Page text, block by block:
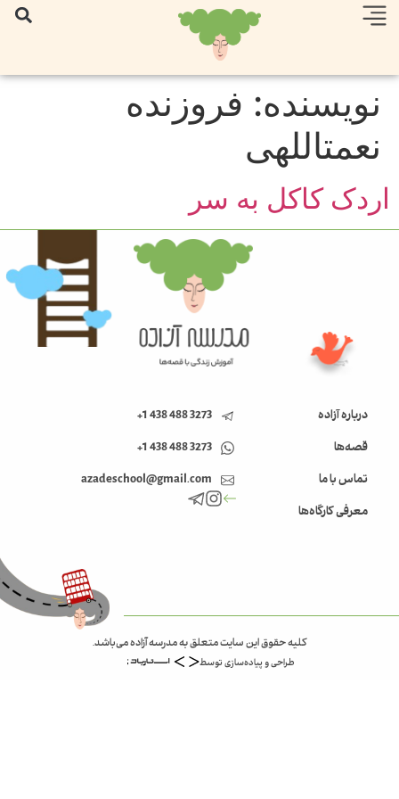
نویسنده: فروزنده
نعمتاللهی
اردک کاکل به سر
درباره آزاده
قصه‌ها
تماس با ما
معرفی کارگاه‌ها
3273 488 438 1+
3273 488 438 1+
azadeschool@gmail.com
کلیه حقوق این سایت متعلق به مدرسه آزاده می‌باشد.
طراحی و پیاده‌سازی توسط